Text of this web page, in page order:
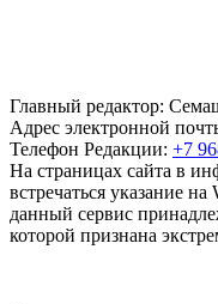
Главный редактор:
Адрес электронной
Телефон Редакции: +7
На страницах сайта в
встречаться указание
данный сервис
которой признана